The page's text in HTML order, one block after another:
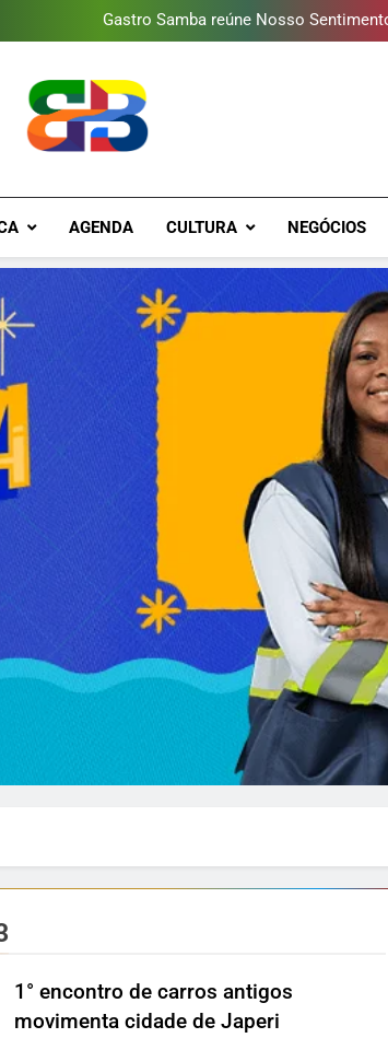
Gastro Samba reúne Nosso
Shopping Grande Rio sorteia
Guanabara tem diversas opções de
Gastro Samba reúne Nosso
Shopping Grande Rio sorteia
Obra garante a preservação de 190
Brava Baixada
AGENDA CULTURA NEGÓCIOS
1° encontro de carros antigos
movimenta cidade de Japeri